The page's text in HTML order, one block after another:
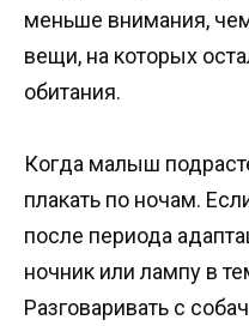
меньше внимания,
вещи, на которых
обитания.
Когда малыш
плакать по ночам.
после периода
ночник или лампу в
Разговаривать с